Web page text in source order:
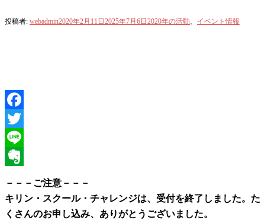
投稿者: webadmin2020年2月11日 2025年7月6日 2020年の活動、 イベント情報
Facebook
Twitter
Line
－－－ご注意－－－
キリン・スクール・チャレンジは、受付を終了しました。た
くさんのお申し込み、ありがとうございました。